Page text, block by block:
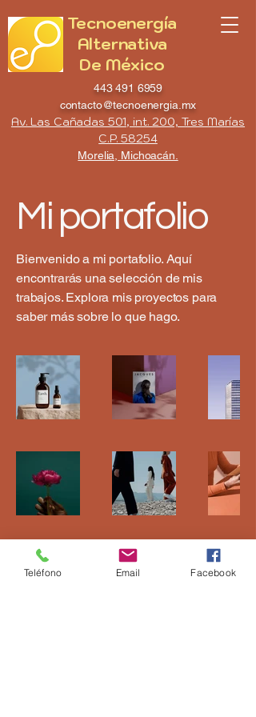
443 491 6959
contacto@tecnoenergia.mx
Av. Las Cañadas 501, int. 200, Tres Marías
C.P. 58254
Morelia, Michoacán.
Tecnoenergía
Alternativa
De México
Mi portafolio
Bienvenido a mi portafolio. Aquí
encontrarás una selección de mis
trabajos. Explora mis proyectos para
saber más sobre lo que hago.
Teléfono Email Facebook